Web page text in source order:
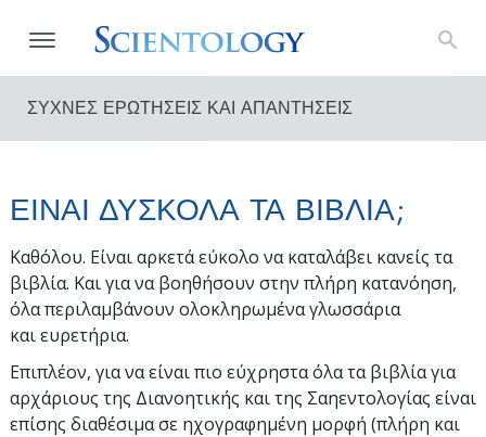
ΣΥΧΝΕΣ ΕΡΩΤΗΣΕΙΣ ΚΑΙ ΑΠΑΝΤΗΣΕΙΣ
ΕΙΝΑΙ ΔΥΣΚΟΛΑ ΤΑ ΒΙΒΛΙΑ;
Καθόλου. Είναι αρκετά εύκολο να καταλάβει κανείς τα
βιβλία. Και για να βοηθήσουν στην πλήρη κατανόηση,
όλα περιλαμβάνουν ολοκληρωμένα γλωσσάρια
και ευρετήρια.
Επιπλέον, για να είναι πιο εύχρηστα όλα τα βιβλία για
αρχάριους της Διανοητικής και της Σαηεντολογίας είναι
επίσης διαθέσιμα σε ηχογραφημένη μορφή (πλήρη και